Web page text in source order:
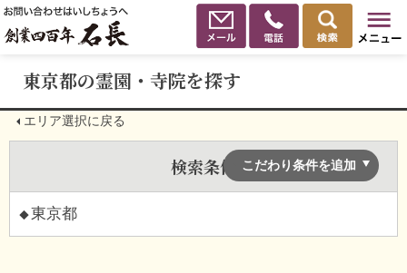
東京都の霊園・寺院を探す
エリア選択に戻る
こだわり条件を追加
検索条件
東京都